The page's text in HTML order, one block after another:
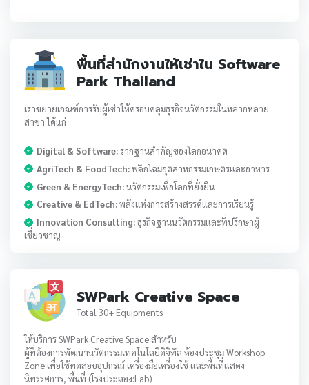
พื้นที่สำนักงานให้เช่าใน Software
Park Thailand
เราขยายเกณฑ์การรับผู้เช่าให้ครอบคลุมธุรกิจนวัตกรรมในหลากหลาย
สาขา ได้แก่
Digital & Software:รากฐานสำคัญของโลกอนาคต
AgriTech & FoodTech:พลิกโฉมอุตสาหกรรมเกษตรและอาหาร
Green & EnergyTech:นวัตกรรมเพื่อโลกที่ยั่งยืน
Creative & EdTech:พลังแห่งการสร้างสรรค์และการเรียนรู้
Innovation Consulting:ธุรกิจฐานนวัตกรรมและที่ปรึกษาผู้
เชี่ยวชาญ
SWPark Creative Space
Total 30+ Equipments
ให้บริการ SWPark Creative Space สำหรับ
ผู้ที่ต้องการพัฒนานวัตกรรมเทคโนโลยีดิจิทัล ห้องประชุม Workshop
Zone เพื่อใช้ทดสอบอุปกรณ์ เครื่องมือเครื่องใช้ และพื้นที่แสดง
นิทรรศการ, พื้นที่ (โรงประลอง:Lab)